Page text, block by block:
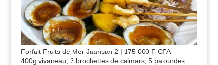
Forfait Fruits de Mer Jaansan 2 | 175 000 F CFA
400g vivaneau, 3 brochettes de calmars, 5 palourdes